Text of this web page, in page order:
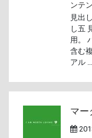
ンテ
見出
し五
用。
含む
アル …
マー